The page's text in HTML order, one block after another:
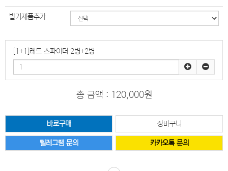
발기제품추가
[1+1]레드 스파이더 2병+2병
총 금액 : 120,000원
텔레그램 문의 카카오톡 문의